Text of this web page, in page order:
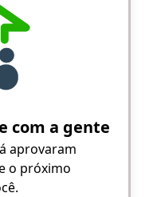
com a gente
aprovaram
o próximo